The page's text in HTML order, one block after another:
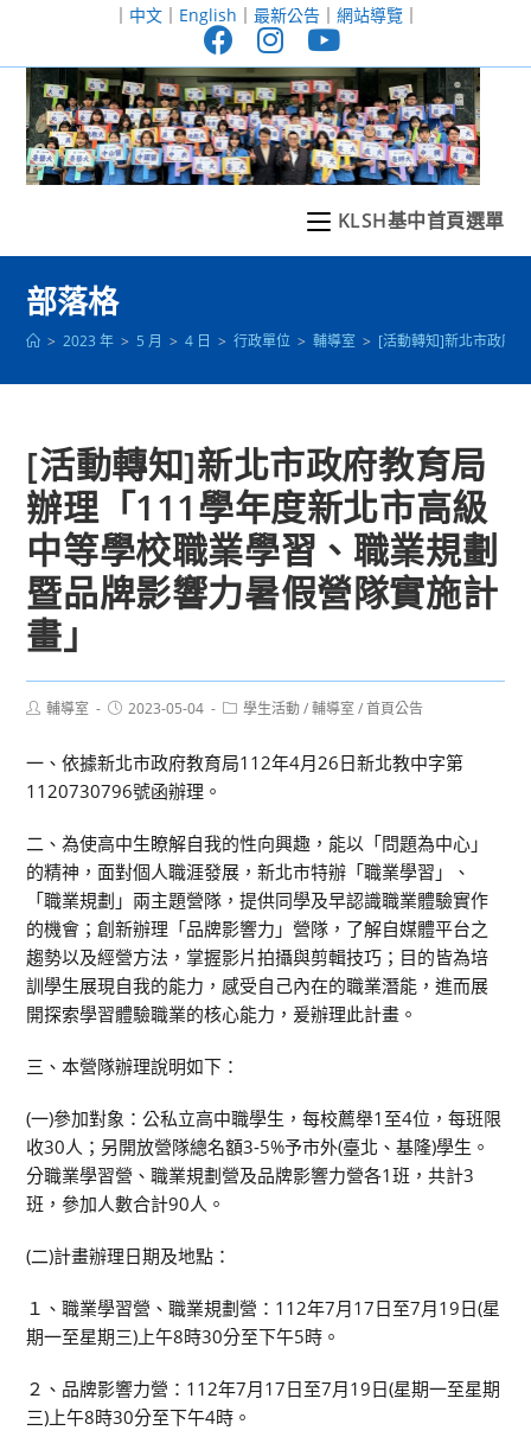
至
｜ 中文｜ English ｜ 最新公告｜ 網站導覽｜
KLSH基中首頁選單
部落格
> 2023 年 > 5 月 > 4 日 > 行政單位 > 輔導室 > [活動轉知]新北市政府
[活動轉知]新北市政府教育局
辦理「111學年度新北市高級
中等學校職業學習、職業規劃
暨品牌影響力暑假營隊實施計
畫」
Post輔導室
Post2023-05-04
Post學生活動 / 輔導室 / 首頁公告
一、依據新北市政府教育局112年4月26日新北教中字第
1120730796號函辦理。
二、為使高中生瞭解自我的性向興趣，能以「問題為中心」
的精神，面對個人職涯發展，新北市特辦「職業學習」、
「職業規劃」兩主題營隊，提供同學及早認識職業體驗實作
的機會；創新辦理「品牌影響力」營隊，了解自媒體平台之
趨勢以及經營方法，掌握影片拍攝與剪輯技巧；目的皆為培
訓學生展現自我的能力，感受自己內在的職業潛能，進而展
開探索學習體驗職業的核心能力，爰辦理此計畫。
三、本營隊辦理說明如下：
(一)參加對象：公私立高中職學生，每校薦舉1至4位，每班限
收30人；另開放營隊總名額3-5%予市外(臺北、基隆)學生。
分職業學習營、職業規劃營及品牌影響力營各1班，共計3
班，參加人數合計90人。
(二)計畫辦理日期及地點：
１、職業學習營、職業規劃營：112年7月17日至7月19日(星
期一至星期三)上午8時30分至下午5時。
２、品牌影響力營：112年7月17日至7月19日(星期一至星期
三)上午8時30分至下午4時。